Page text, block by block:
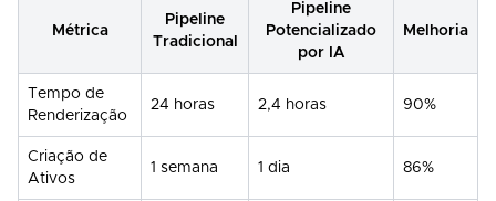
Métrica
Pipeline
Tradicional
Pipeline
Potencializado
por IA
Melhoria
Tempo de
Renderização
24 horas 2,4 horas 90%
Criação de
Ativos
1 semana 1 dia 86%